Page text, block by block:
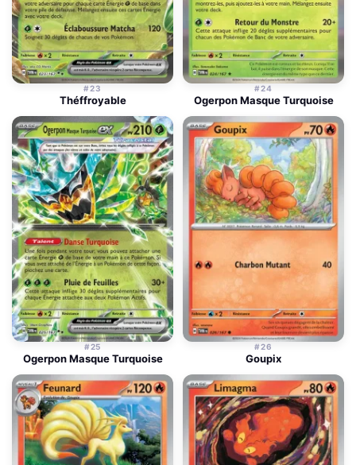
#23
Théffroyable
#24
Ogerpon Masque Turquoise
#25
Ogerpon Masque Turquoise
#26
Goupix